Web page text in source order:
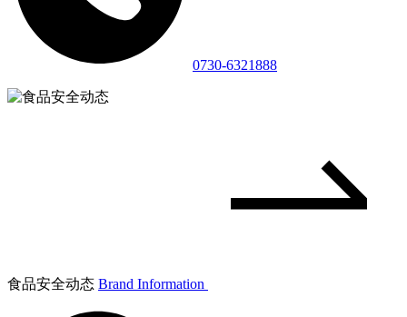
0730-6321888
食品安全动态 Brand Information